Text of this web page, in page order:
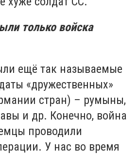
только войска
ещё так называемые
«дружественных»
стран) – румыны,
и др. Конечно, война
проводили
У нас во время